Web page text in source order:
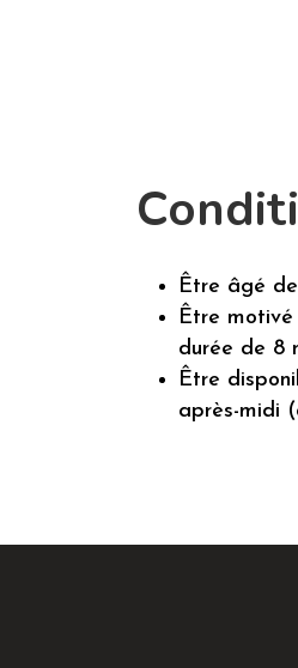
Être âgé
Être
durée de 8
Être
après-midi